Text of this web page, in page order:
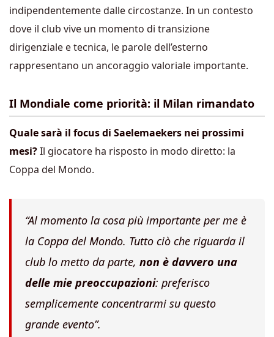
indipendentemente dalle circostanze. In un contesto
dove il club vive un momento di transizione
dirigenziale e tecnica, le parole dell’esterno
rappresentano un ancoraggio valoriale importante.
Il Mondiale come priorità: il Milan rimandato
Quale sarà il focus di Saelemaekers nei prossimi
mesi?Il giocatore ha risposto in modo diretto: la
Coppa del Mondo.
“Al momento la cosa più importante per me è
la Coppa del Mondo. Tutto ciò che riguarda il
club lo metto da parte, non è davvero una
delle mie preoccupazioni: preferisco
semplicemente concentrarmi su questo
grande evento”.